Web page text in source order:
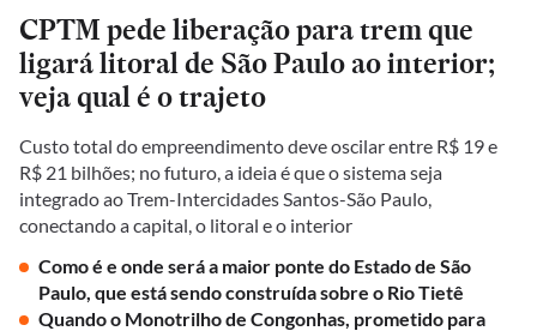
CPTM pede liberação para trem que
ligará litoral de São Paulo ao interior;
veja qual é o trajeto
Custo total do empreendimento deve oscilar entre R$ 19 e
R$ 21 bilhões; no futuro, a ideia é que o sistema seja
integrado ao Trem-Intercidades Santos-São Paulo,
conectando a capital, o litoral e o interior
Como é e onde será a maior ponte do Estado de São
Paulo, que está sendo construída sobre o Rio Tietê
Quando o Monotrilho de Congonhas, prometido para